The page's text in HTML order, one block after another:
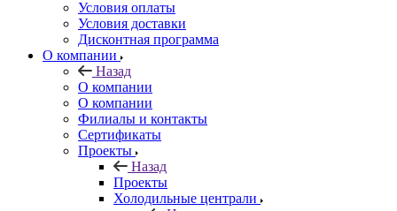
Условия оплаты
Условия доставки
Дисконтная программа
О компании
Назад
О компании
О компании
Филиалы и контакты
Сертификаты
Проекты
Назад
Проекты
Холодильные централи